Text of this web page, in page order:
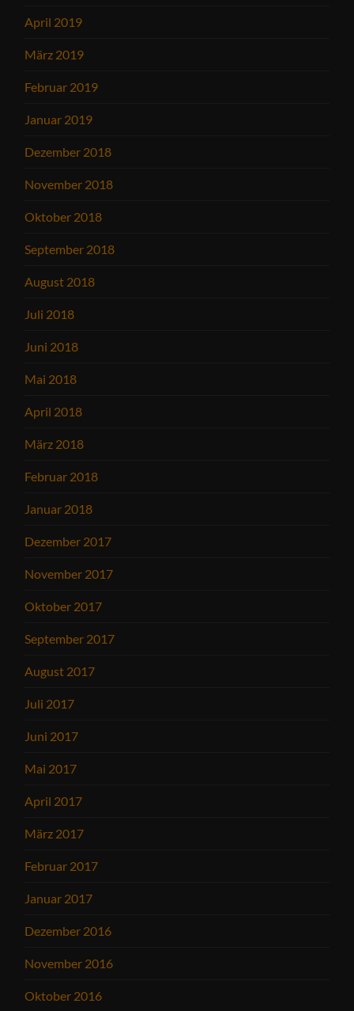
April 2019
März 2019
Februar 2019
Januar 2019
Dezember 2018
November 2018
Oktober 2018
September 2018
August 2018
Juli 2018
Juni 2018
Mai 2018
April 2018
März 2018
Februar 2018
Januar 2018
Dezember 2017
November 2017
Oktober 2017
September 2017
August 2017
Juli 2017
Juni 2017
Mai 2017
April 2017
März 2017
Februar 2017
Januar 2017
Dezember 2016
November 2016
Oktober 2016